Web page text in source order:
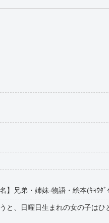
兄弟・姉妹-物語・絵本(ｷｮｳﾀﾞ
と、日曜日生まれの女の子は